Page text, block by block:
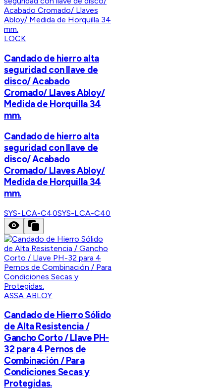
LOCK
Candado de hierro alta
seguridad con llave de
disco/ Acabado
Cromado/ Llaves Abloy/
Medida de Horquilla 34
mm.
Candado de hierro alta
seguridad con llave de
disco/ Acabado
Cromado/ Llaves Abloy/
Medida de Horquilla 34
mm.
SYS-LCA-C40SYS-LCA-C40
ASSA ABLOY
Candado de Hierro Sólido
de Alta Resistencia /
Gancho Corto / Llave PH-
32 para 4 Pernos de
Combinación / Para
Condiciones Secas y
Protegidas.